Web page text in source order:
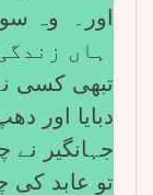
اور۔ وہ
تبھی کسی
دبایا اور
جہانگیر نے
تو عابد